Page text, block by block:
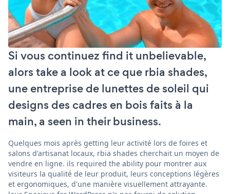
Si vous continuez find it unbelievable,
alors take a look at ce que rbia shades,
une entreprise de lunettes de soleil qui
designs des cadres en bois faits à la
main, a seen in their business.
Quelques mois après getting leur activité lors de foires et
salons d'artisanat locaux, rbia shades cherchait un moyen de
vendre en ligne. ils required the ability pour montrer aux
visiteurs la qualité de leur produit, leurs conceptions légères
et ergonomiques, d'une manière visuellement attrayante.